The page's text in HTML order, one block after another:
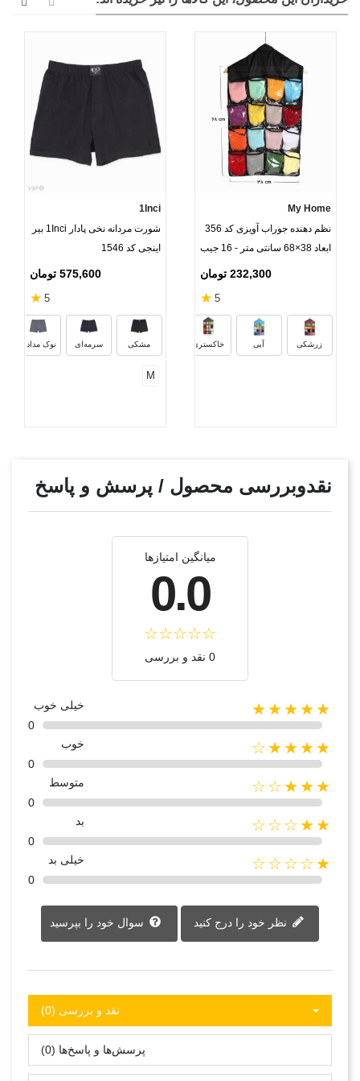
My Home
نظم دهنده جوراب آویزی کد 356
ابعاد 38×68 سانتی متر - 16 جیب
232,300 تومان
5
★
زرشکی آبی خاکستری
مشکی صورتی
1Inci
شورت مردانه نخی پادار 1Inci بیر
اینجی کد 1546
575,600 تومان
5
★
مشکی سرمه‌ای نوک مدادی
M
نقدوبررسی محصول / پرسش و پاسخ
میانگین امتیازها
0.0
0 نقد و بررسی
★★★★★
خیلی خوب
0
★★★★☆
خوب
0
★★★☆☆
متوسط
0
★★☆☆☆
بد
0
★☆☆☆☆
خیلی بد
0
سوال خود را بپرسید
نقد و بررسی‌‌ (0)
پرسش‌ها و پاسخ‌ها (0)